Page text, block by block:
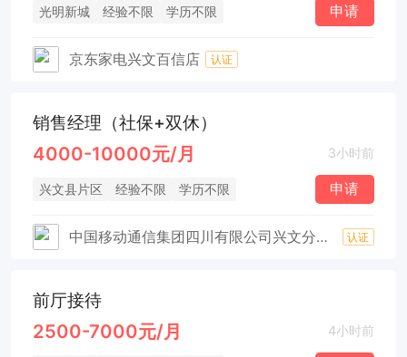
光明新城 经验不限 学历不限 申请
京东家电兴文百信店 认证
销售经理（社保+双休）
4000-10000元/月 3小时前
兴文县片区 经验不限 学历不限 申请
中国移动通信集团四川有限公司兴文分公司 认证
前厅接待
2500-7000元/月 4小时前